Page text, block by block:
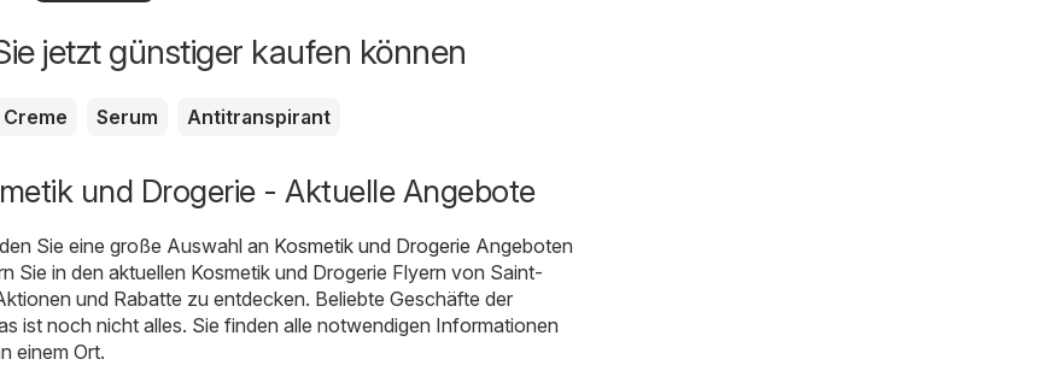
jetzt günstiger kaufen können
Creme Serum Antitranspirant
und Drogerie - Aktuelle Angebote
Sie eine große Auswahl an Kosmetik und Drogerie Angeboten
Sie in den aktuellen Kosmetik und Drogerie Flyern von Saint-
und Rabatte zu entdecken. Beliebte Geschäfte der
ist noch nicht alles. Sie finden alle notwendigen Informationen
einem Ort.